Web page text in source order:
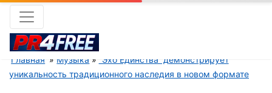
Главная Музыка
“Эхо Единства“ демонстрирует
уникальность традиционного наследия в новом формате